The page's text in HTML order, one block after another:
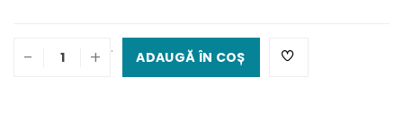
- + .
ADAUGĂ ÎN COȘ